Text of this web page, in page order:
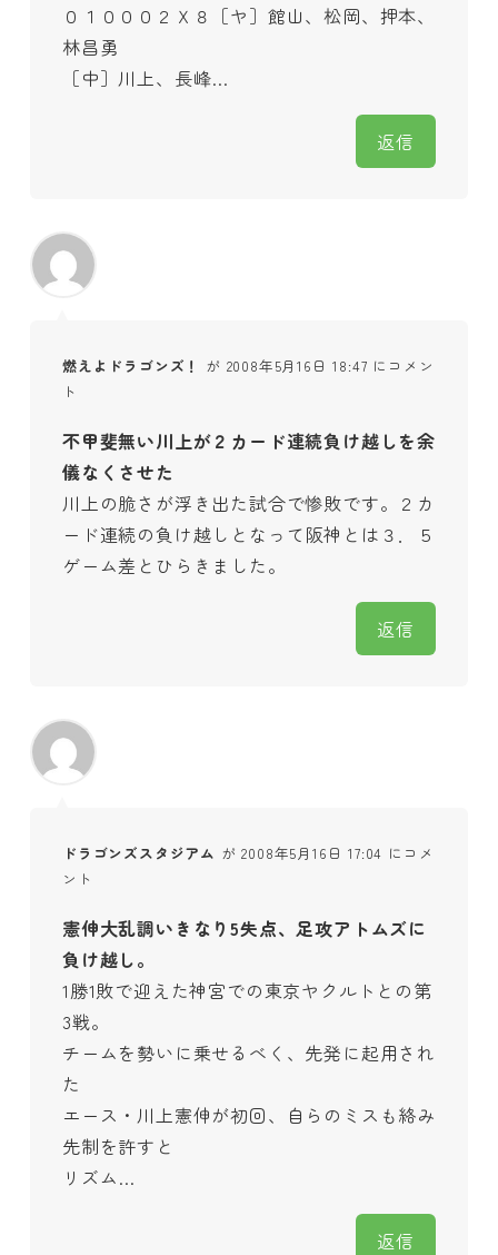
０１０００２Ｘ８［ヤ］館山、松岡、押本、
林昌勇
［中］川上、長峰…
返信
燃えよドラゴンズ！
が 2008年5月16日 18:47 にコメン
ト
不甲斐無い川上が２カード連続負け越しを余
儀なくさせた
川上の脆さが浮き出た試合で惨敗です。２カ
ード連続の負け越しとなって阪神とは３．５
ゲーム差とひらきました。
返信
ドラゴンズスタジアム が 2008年5月16日 17:04 にコメ
ント
憲伸大乱調いきなり5失点、足攻アトムズに
負け越し。
1勝1敗で迎えた神宮での東京ヤクルトとの第
3戦。
チームを勢いに乗せるべく、先発に起用され
た
エース・川上憲伸が初回、自らのミスも絡み
先制を許すと
リズム…
返信